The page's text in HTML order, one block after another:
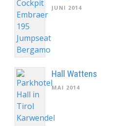
JUNI 2014
Hall Wattens
MAI 2014